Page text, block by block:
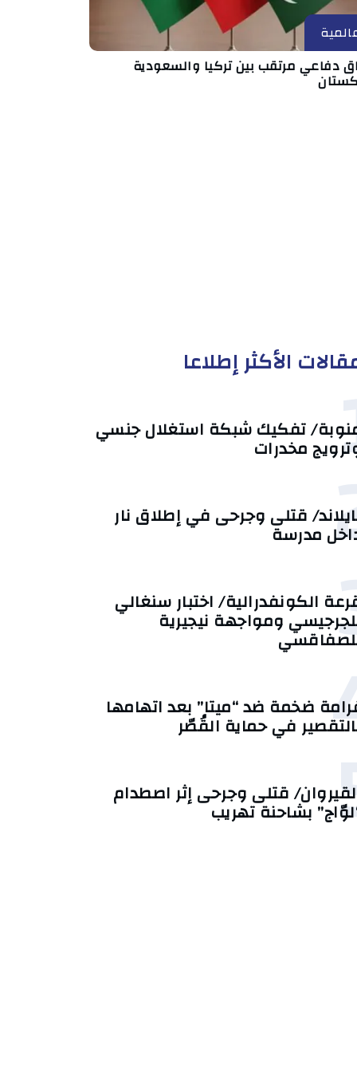
دفاعي مرتقب بين تركيا والسعودية
الأكثر إطلاعا
تفكيك شبكة استغلال جنسي
مخدرات
قتلى وجرحى في إطلاق نار
مدرسة
الكونفدرالية/ اختبار سنغالي
ومواجهة نيجيرية
ضخمة ضد “ميتا” بعد اتهامها
في حماية القُصّر
قتلى وجرحى إثر اصطدام
بشاحنة تهريب